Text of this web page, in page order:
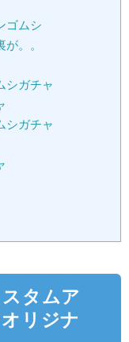
ゴムシ
。。
シガチャ
シガチャ
タムア
リジナ